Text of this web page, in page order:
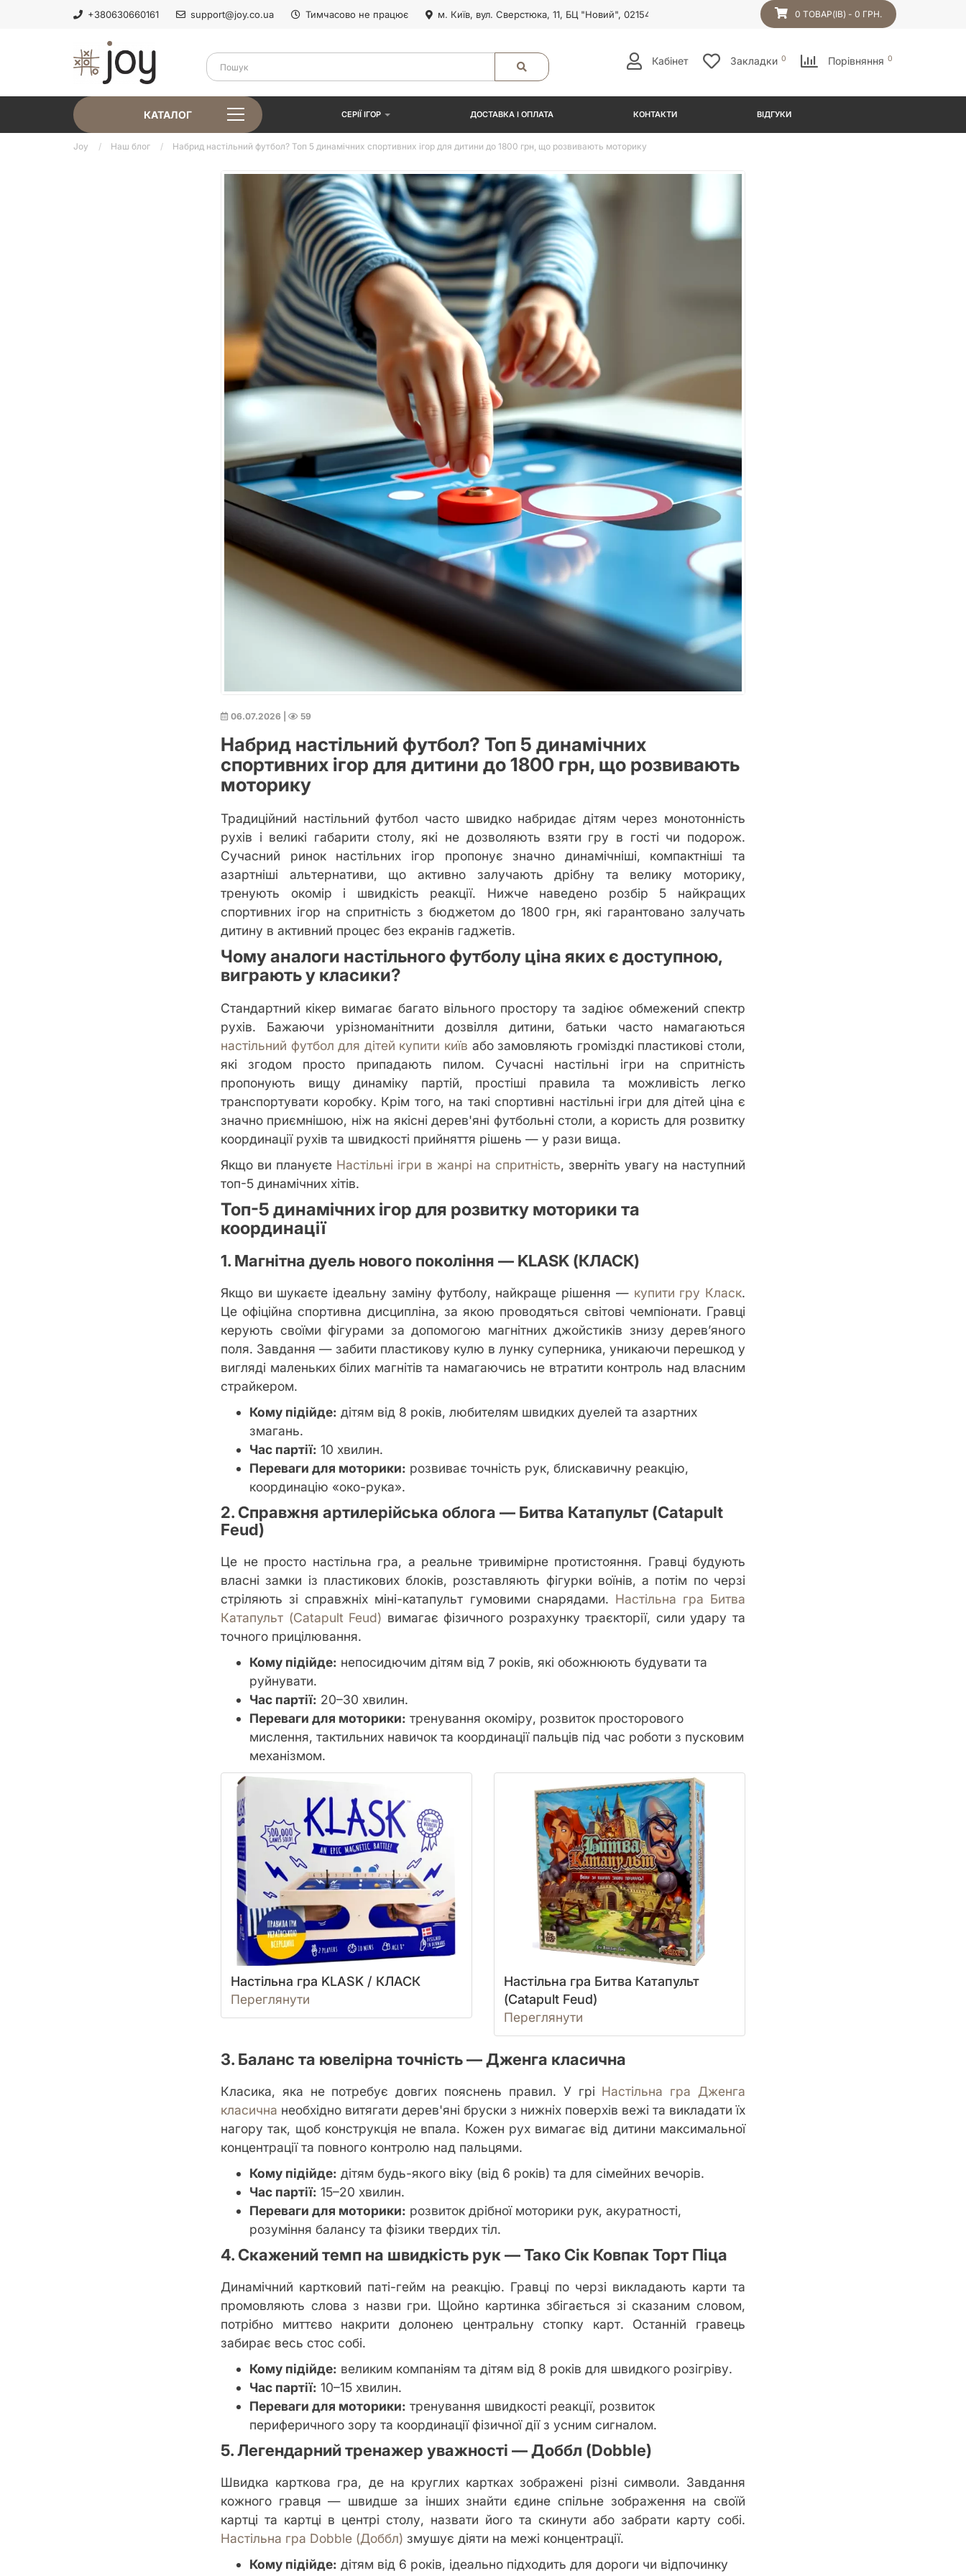
+380630660161 support@joy.co.ua Тимчасово не працює м. Київ, вул. Сверстюка, 11, БЦ "Новий", 02154 0 ТОВАР(ІВ) - 0 ГРН.
Кабінет Закладки 0 Порівняння 0
КАТАЛОГ СЕРІЇ ІГОР ДОСТАВКА І ОПЛАТА КОНТАКТИ ВІДГУКИ
Joy Наш блог Набрид настільний футбол? Топ 5 динамічних спортивних ігор для дитини до 1800 грн, що розвивають моторику
06.07.2026 59
Набрид настільний футбол? Топ 5 динамічних
спортивних ігор для дитини до 1800 грн, що розвивають
моторику
Традиційний настільний футбол часто швидко набридає дітям через монотонність
рухів і великі габарити столу, які не дозволяють взяти гру в гості чи подорож.
Сучасний ринок настільних ігор пропонує значно динамічніші, компактніші та
азартніші альтернативи, що активно залучають дрібну та велику моторику,
тренують окомір і швидкість реакції. Нижче наведено розбір 5 найкращих
спортивних ігор на спритність з бюджетом до 1800 грн, які гарантовано залучать
дитину в активний процес без екранів гаджетів.
Чому аналоги настільного футболу ціна яких є доступною,
виграють у класики?
Стандартний кікер вимагає багато вільного простору та задіює обмежений спектр
рухів. Бажаючи урізноманітнити дозвілля дитини, батьки часто намагаються
настільний футбол для дітей купити київ або замовляють громіздкі пластикові столи,
які згодом просто припадають пилом. Сучасні настільні ігри на спритність
пропонують вищу динаміку партій, простіші правила та можливість легко
транспортувати коробку. Крім того, на такі спортивні настільні ігри для дітей ціна є
значно приємнішою, ніж на якісні дерев'яні футбольні столи, а користь для розвитку
координації рухів та швидкості прийняття рішень — у рази вища.
Якщо ви плануєте Настільні ігри в жанрі на спритність, зверніть увагу на наступний
топ-5 динамічних хітів.
Топ-5 динамічних ігор для розвитку моторики та
координації
1. Магнітна дуель нового покоління — KLASK (КЛАСК)
Якщо ви шукаєте ідеальну заміну футболу, найкраще рішення — купити гру Класк.
Це офіційна спортивна дисципліна, за якою проводяться світові чемпіонати. Гравці
керують своїми фігурами за допомогою магнітних джойстиків знизу дерев’яного
поля. Завдання — забити пластикову кулю в лунку суперника, уникаючи перешкод у
вигляді маленьких білих магнітів та намагаючись не втратити контроль над власним
страйкером.
Кому підійде: дітям від 8 років, любителям швидких дуелей та азартних
змагань.
Час партії: 10 хвилин.
Переваги для моторики: розвиває точність рук, блискавичну реакцію,
координацію «око-рука».
2. Справжня артилерійська облога — Битва Катапульт (Catapult
Feud)
Це не просто настільна гра, а реальне тривимірне протистояння. Гравці будують
власні замки із пластикових блоків, розставляють фігурки воїнів, а потім по черзі
стріляють зі справжніх міні-катапульт гумовими снарядами. Настільна гра Битва
Катапульт (Catapult Feud) вимагає фізичного розрахунку траєкторії, сили удару та
точного прицілювання.
Кому підійде: непосидючим дітям від 7 років, які обожнюють будувати та
руйнувати.
Час партії: 20–30 хвилин.
Переваги для моторики: тренування окоміру, розвиток просторового
мислення, тактильних навичок та координації пальців під час роботи з пусковим
механізмом.
Настільна гра KLASK / КЛАСК
Переглянути
Настільна гра Битва Катапульт
(Catapult Feud)
Переглянути
3. Баланс та ювелірна точність — Дженга класична
Класика, яка не потребує довгих пояснень правил. У грі Настільна гра Дженга
класична необхідно витягати дерев'яні бруски з нижніх поверхів вежі та викладати їх
нагору так, щоб конструкція не впала. Кожен рух вимагає від дитини максимальної
концентрації та повного контролю над пальцями.
Кому підійде: дітям будь-якого віку (від 6 років) та для сімейних вечорів.
Час партії: 15–20 хвилин.
Переваги для моторики: розвиток дрібної моторики рук, акуратності,
розуміння балансу та фізики твердих тіл.
4. Скажений темп на швидкість рук — Тако Сік Ковпак Торт Піца
Динамічний картковий паті-гейм на реакцію. Гравці по черзі викладають карти та
промовляють слова з назви гри. Щойно картинка збігається зі сказаним словом,
потрібно миттєво накрити долонею центральну стопку карт. Останній гравець
забирає весь стос собі.
Кому підійде: великим компаніям та дітям від 8 років для швидкого розігріву.
Час партії: 10–15 хвилин.
Переваги для моторики: тренування швидкості реакції, розвиток
периферичного зору та координації фізичної дії з усним сигналом.
5. Легендарний тренажер уважності — Доббл (Dobble)
Швидка карткова гра, де на круглих картках зображені різні символи. Завдання
кожного гравця — швидше за інших знайти єдине спільне зображення на своїй
картці та картці в центрі столу, назвати його та скинути або забрати карту собі.
Настільна гра Dobble (Доббл) змушує діяти на межі концентрації.
Кому підійде: дітям від 6 років, ідеально підходить для дороги чи відпочинку